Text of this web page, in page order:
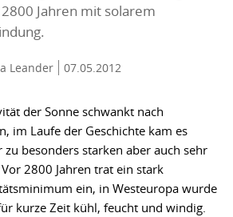
Jahren mit solarem
Leander 07.05.2012
der Sonne schwankt nach
im Laufe der Geschichte kam es
besonders starken aber auch sehr
2800 Jahren trat ein stark
ein, in Westeuropa wurde
kurze Zeit kühl, feucht und windig.